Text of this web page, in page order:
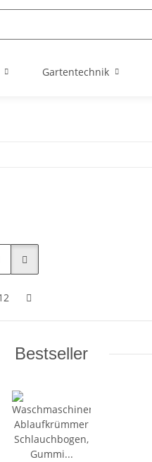
Gartentechnik
Bestseller